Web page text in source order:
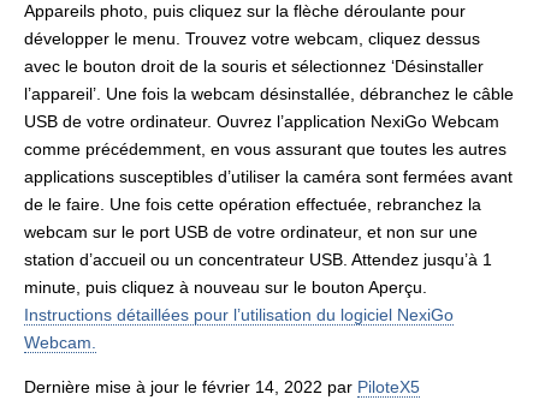
Appareils photo, puis cliquez sur la flèche déroulante pour
développer le menu. Trouvez votre webcam, cliquez dessus
avec le bouton droit de la souris et sélectionnez ‘Désinstaller
l’appareil’. Une fois la webcam désinstallée, débranchez le câble
USB de votre ordinateur. Ouvrez l’application NexiGo Webcam
comme précédemment, en vous assurant que toutes les autres
applications susceptibles d’utiliser la caméra sont fermées avant
de le faire. Une fois cette opération effectuée, rebranchez la
webcam sur le port USB de votre ordinateur, et non sur une
station d’accueil ou un concentrateur USB. Attendez jusqu’à 1
minute, puis cliquez à nouveau sur le bouton Aperçu.
Instructions détaillées pour l’utilisation du logiciel NexiGo
Webcam.
Dernière mise à jour le février 14, 2022 par PiloteX5